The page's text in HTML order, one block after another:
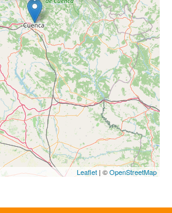
Leaflet | ©OpenStreetMap